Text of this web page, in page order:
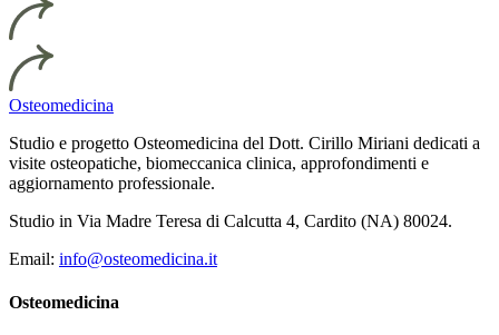
Osteomedicina
Studio e progetto Osteomedicina del Dott. Cirillo Miriani dedicati a
visite osteopatiche, biomeccanica clinica, approfondimenti e
aggiornamento professionale.
Studio in Via Madre Teresa di Calcutta 4, Cardito (NA) 80024.
Email: info@osteomedicina.it
Osteomedicina